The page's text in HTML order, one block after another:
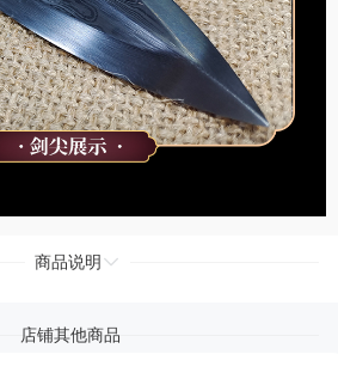
商品说明
店铺其他商品